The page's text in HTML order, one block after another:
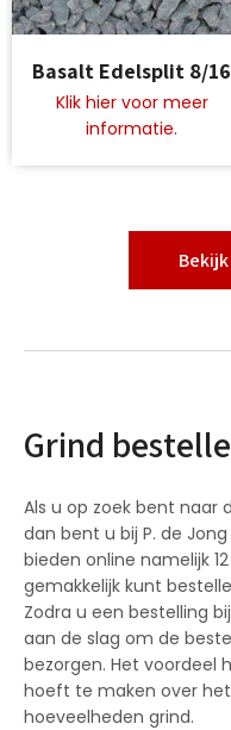
product
heeft
meerdere
Basalt Edelsplit 8/16
Grind
Als u op zoek bent naar
dan bent u bij P. de
bieden online namelijk
gemakkelijk kunt
Zodra u een bestelling
aan de slag om de
bezorgen. Het voordeel
hoeft te maken over
hoeveelheden grind.